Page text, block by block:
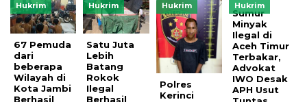
Hukrim
67 Pemuda
dari
beberapa
Wilayah di
Kota Jambi
Berhasil
Hukrim
Satu Juta
Lebih
Batang
Rokok
Ilegal
Berhasil
Hukrim
Polres
Kerinci
Hukrim
Sumur
Minyak
Ilegal di
Aceh Timur
Terbakar,
Advokat
IWO Desak
APH Usut